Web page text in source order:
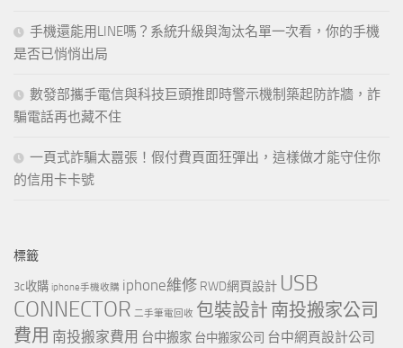
手機還能用LINE嗎？系統升級與淘汰名單一次看，你的手機
是否已悄悄出局
數發部攜手電信與科技巨頭推即時警示機制築起防詐牆，詐
騙電話再也藏不住
一頁式詐騙太囂張！假付費頁面狂彈出，這樣做才能守住你
的信用卡卡號
標籤
3c收購 iphone手機收購 iphone維修 RWD網頁設計 USB
CONNECTOR 二手筆電回收 包裝設計 南投搬家公司
費用 南投搬家費用 台中搬家 台中搬家公司 台中網頁設計公司